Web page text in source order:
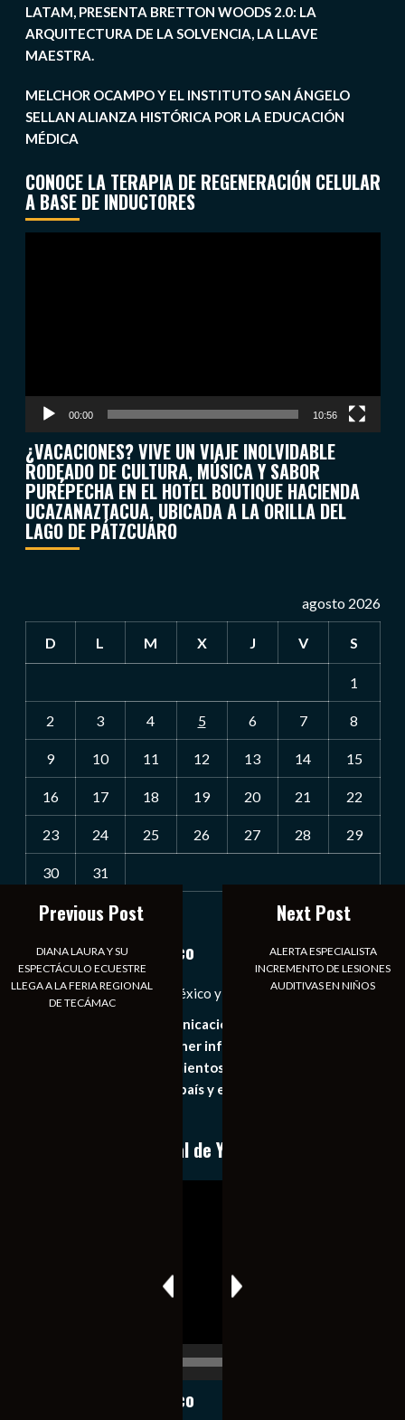
LATAM, PRESENTA BRETTON WOODS 2.0: LA
ARQUITECTURA DE LA SOLVENCIA, LA LLAVE
MAESTRA.
MELCHOR OCAMPO Y EL INSTITUTO SAN ÁNGELO
SELLAN ALIANZA HISTÓRICA POR LA EDUCACIÓN
MÉDICA
CONOCE LA TERAPIA DE REGENERACIÓN CELULAR
A BASE DE INDUCTORES
00:00 10:56
¿VACACIONES? VIVE UN VIAJE INOLVIDABLE
RODEADO DE CULTURA, MÚSICA Y SABOR
PURÉPECHA EN EL HOTEL BOUTIQUE HACIENDA
UCAZANAZTACUA, UBICADA A LA ORILLA DEL
LAGO DE PÁTZCUARO
agosto 2026
D L M X J V S
1
2 3 4 5 6 7 8
9 10 11 12 13 14 15
16 17 18 19 20 21 22
23 24 25 26 27 28 29
30 31
« Jul
Notiexpress de México
Las Noticias Diarias de México y el Mundo a Tu Alcance
Somos un medio de comunicación digital que tiene como
principal objetivo mantener informado al publico en
general de los acontecimientos mas recientes e
importantes de nuestro país y el mundo de forma eficaz,
Conoce nuestro canal de YouTube
Notiexpress de México
Previous Post
DIANA LAURA Y SU
ESPECTÁCULO ECUESTRE
LLEGA A LA FERIA REGIONAL
DE TECÁMAC
Next Post
ALERTA ESPECIALISTA
INCREMENTO DE LESIONES
AUDITIVAS EN NIÑOS